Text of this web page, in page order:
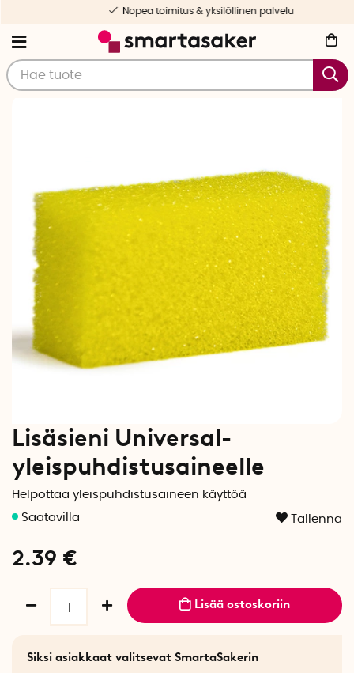
Nopea toimitus & yksilöllinen palvelu
Lisäsieni Universal-
yleispuhdistusaineelle
Helpottaa yleispuhdistusaineen käyttöä
Tallenna
2.39 €
Lisää ostoskoriin
Siksi asiakkaat valitsevat SmartaSakerin